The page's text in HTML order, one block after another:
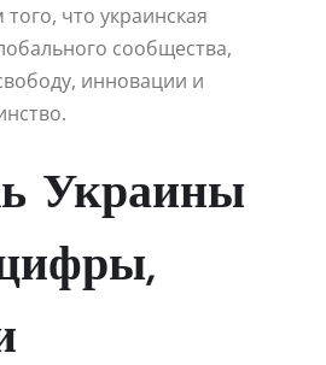
того, что украинская
сообщества,
инновации и
Украины